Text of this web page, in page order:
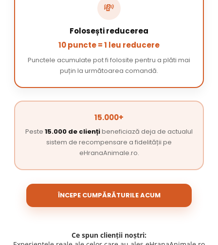
💸
Folosești reducerea
10 puncte = 1 leu reducere
Punctele acumulate pot fi folosite pentru a plăti mai
puțin la următoarea comandă.
15.000+
Peste 15.000 de cliențibeneficiază deja de actualul
sistem de recompensare a fidelității pe
eHranaAnimale.ro.
ÎNCEPE CUMPĂRĂTURILE ACUM
Ce spun clienții noștri: